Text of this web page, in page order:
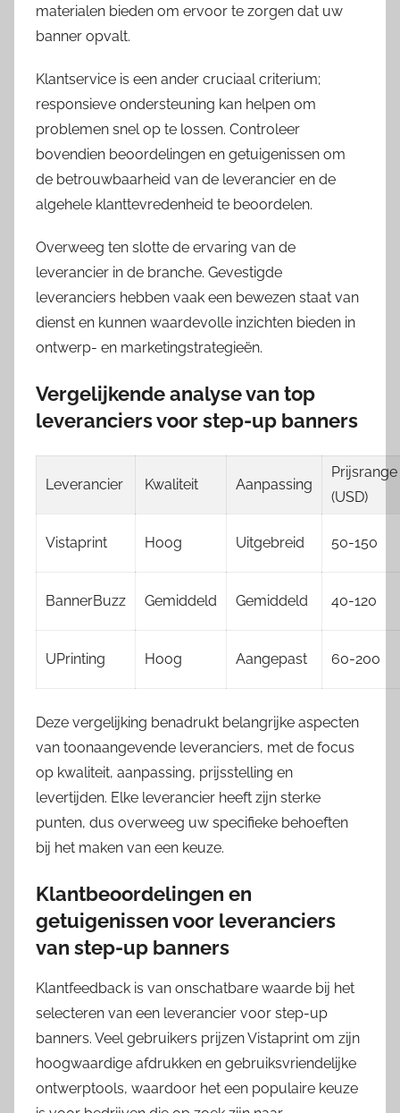
materialen bieden om ervoor te zorgen dat uw
banner opvalt.
Klantservice is een ander cruciaal criterium;
responsieve ondersteuning kan helpen om
problemen snel op te lossen. Controleer
bovendien beoordelingen en getuigenissen om
de betrouwbaarheid van de leverancier en de
algehele klanttevredenheid te beoordelen.
Overweeg ten slotte de ervaring van de
leverancier in de branche. Gevestigde
leveranciers hebben vaak een bewezen staat van
dienst en kunnen waardevolle inzichten bieden in
ontwerp- en marketingstrategieën.
Vergelijkende analyse van top
leveranciers voor step-up banners
Leverancier Kwaliteit Aanpassing
Prijsrange
(USD)
Vistaprint Hoog Uitgebreid 50-150
BannerBuzz Gemiddeld Gemiddeld 40-120
UPrinting Hoog Aangepast 60-200
Deze vergelijking benadrukt belangrijke aspecten
van toonaangevende leveranciers, met de focus
op kwaliteit, aanpassing, prijsstelling en
levertijden. Elke leverancier heeft zijn sterke
punten, dus overweeg uw specifieke behoeften
bij het maken van een keuze.
Klantbeoordelingen en
getuigenissen voor leveranciers
van step-up banners
Klantfeedback is van onschatbare waarde bij het
selecteren van een leverancier voor step-up
banners. Veel gebruikers prijzen Vistaprint om zijn
hoogwaardige afdrukken en gebruiksvriendelijke
ontwerptools, waardoor het een populaire keuze